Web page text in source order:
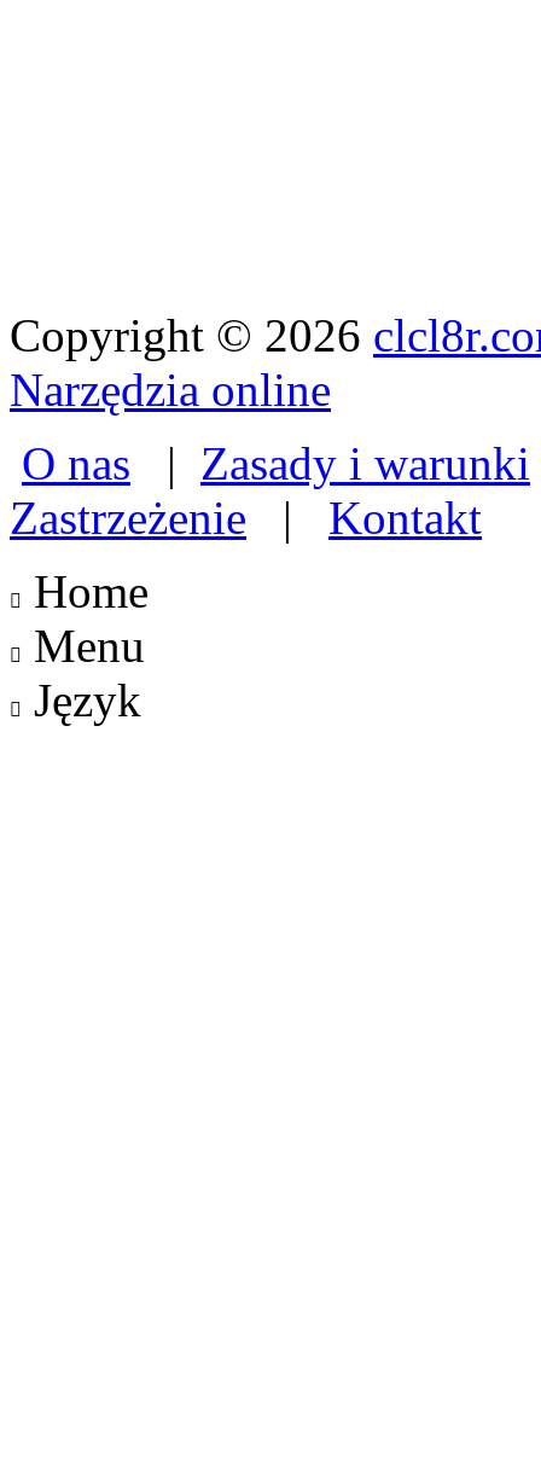
Copyright © 2026
Narzędzia online
O nas | Zasady i warunki
Zastrzeżenie | Kontakt
 Home
 Menu
 Język